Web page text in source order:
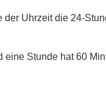
der Uhrzeit die 24-
eine Stunde hat 60